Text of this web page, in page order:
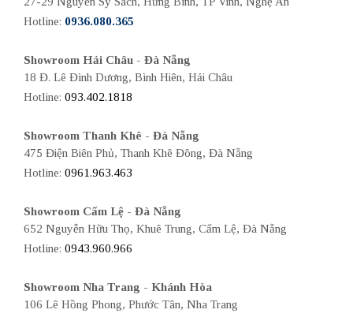
Hotline: 0936.080.365
Showroom Hải Châu - Đà Nẵng
18 Đ. Lê Đình Dương, Bình Hiên, Hải Châu
Hotline: 093.402.1818
Showroom Thanh Khê - Đà Nẵng
475 Điện Biên Phủ, Thanh Khê Đông, Đà Nẵng
Hotline: 0961.963.463
Showroom Cẩm Lệ - Đà Nẵng
652 Nguyễn Hữu Thọ, Khuê Trung, Cẩm Lệ, Đà Nẵng
Hotline: 0943.960.966
Showroom Nha Trang - Khánh Hòa
106 Lê Hồng Phong, Phước Tân, Nha Trang